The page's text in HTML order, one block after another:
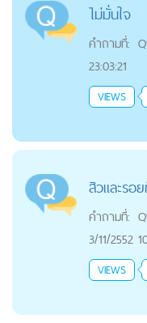
ไม่มั่นใจ
คำถามที่:
23:03:21
VIEWS
สิวและรอ
คำถามที่:
3/11/2552
VIEWS